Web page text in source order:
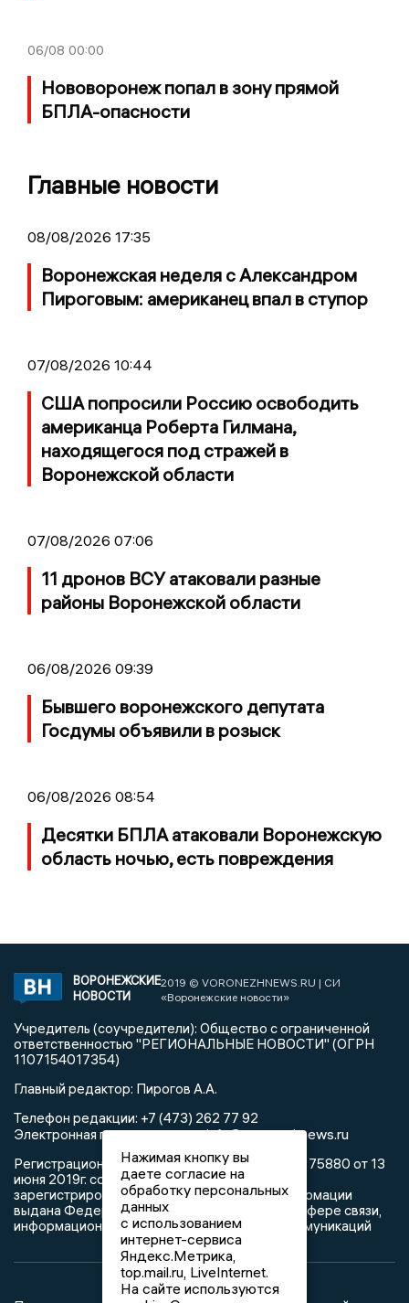
06/08 00:00
Нововоронеж попал в зону прямой
БПЛА-опасности
Главные новости
08/08/2026 17:35
Воронежская неделя с Александром
Пироговым: американец впал в ступор
07/08/2026 10:44
США попросили Россию освободить
американца Роберта Гилмана,
находящегося под стражей в
Воронежской области
07/08/2026 07:06
11 дронов ВСУ атаковали разные
районы Воронежской области
06/08/2026 09:39
Бывшего воронежского депутата
Госдумы объявили в розыск
06/08/2026 08:54
Десятки БПЛА атаковали Воронежскую
область ночью, есть повреждения
ВОРОНЕЖСКИЕ
НОВОСТИ
2019 © VORONEZHNEWS.RU | СИ
«Воронежские новости»
Учредитель (соучредители): Общество с ограниченной
ответственностью "РЕГИОНАЛЬНЫЕ НОВОСТИ" (ОГРН
1107154017354)
Главный редактор: Пирогов А.А.
Телефон редакции: +7 (473) 262 77 92
Электронная почта редакции:info@voronezhnews.ru
Регистрационный номер: серия Эл № ФС 77 - 75880 от 13
июня 2019г. согласно выписке из реестра
зарегистрированных средств массовой информации
выдана Федеральной службой по надзору в сфере связи,
информационных технологий и массовых коммуникаций
Нажимая кнопку вы
даете согласие на
обработку персональных
данных
с использованием
интернет-сервиса
Яндекс.Метрика,
top.mail.ru, LiveInternet.
На сайте используются